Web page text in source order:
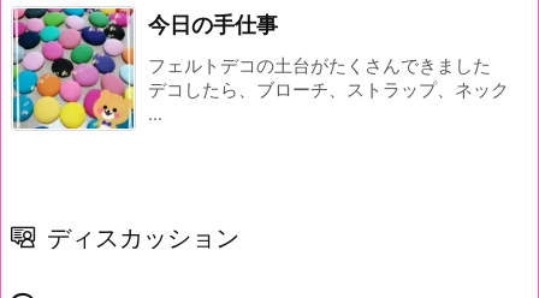
今日の手仕事
フェルトデコの土台がたくさんできました
デコしたら、ブローチ、ストラップ、ネック
...
ディスカッション